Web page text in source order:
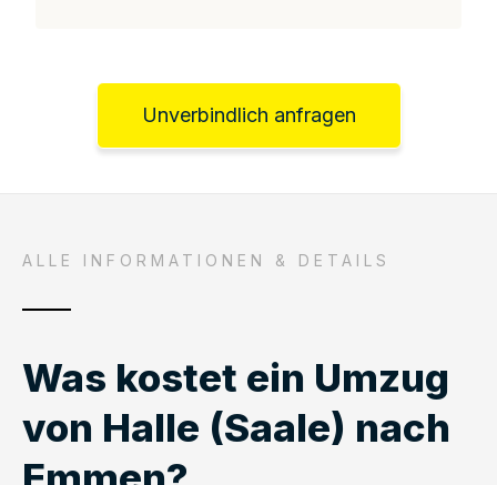
Unverbindlich anfragen
ALLE INFORMATIONEN & DETAILS
Was kostet ein Umzug
von Halle (Saale) nach